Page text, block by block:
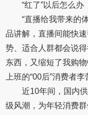
“红了”以后怎么办
“直播给我带来的
品讲解，直播间能快
势、适合人群都会说
东西，又缩短了我购
上班的“00后”消费者
近10年间，国内
级风潮，为年轻消费